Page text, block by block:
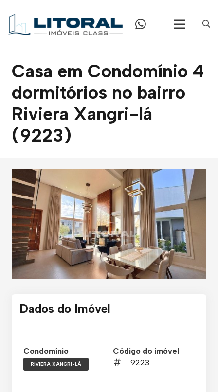
Casa em Condomínio 4
dormitórios no bairro
Riviera Xangri-lá
(9223)
Dados do Imóvel
Condomínio
RIVIERA XANGRI-LÁ
Código do imóvel
9223